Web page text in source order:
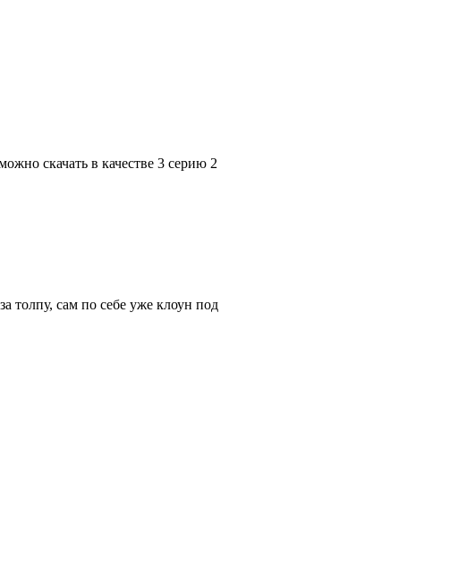
скачать в качестве 3 серию 2
толпу, сам по себе уже клоун под